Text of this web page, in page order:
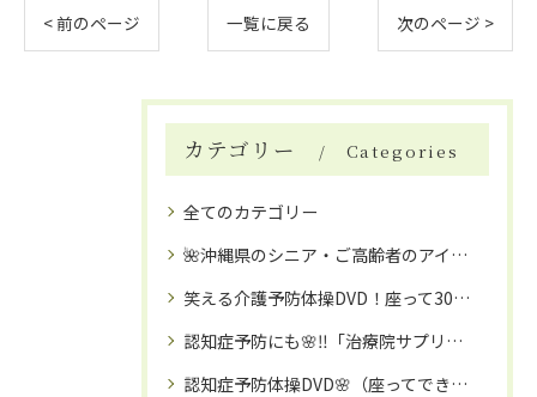
< 前のページ 一覧に戻る 次のページ >
カテゴリー Categories
全てのカテゴリー
🌺沖縄県のシニア・ご高齢者のアイドル：いぜなひさお氏の魅力とは🌺介護予防体操講師・タレント活動（お笑い☺・歌手🎤等）
笑える介護予防体操DVD！座って30分、楽しく続く高齢者向け体操の決定版
認知症予防にも🌸‼️「治療院サプリ（健康補助食品）」🌺筋肉・関節・骨に栄養補給‼️
認知症予防体操DVD🌸（座ってできる楽しい３０分の介護予防体操DVD🌈）